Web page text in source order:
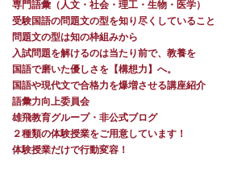
専門語彙（人文・社会・理工・生物・医学）
受験国語の問題文の型を知り尽くしていること
問題文の型は知の枠組みから
入試問題を解けるのは当たり前で、教養を
国語で磨いた優しさを【構想力】へ。
国語や現代文で合格力を爆増させる講座紹介
語彙力向上委員会
雄飛教育グループ・非公式ブログ
２種類の体験授業をご用意しています！
体験授業だけで行動変容！